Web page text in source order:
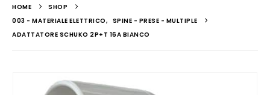
HOME
SHOP
003 - MATERIALE ELETTRICO, SPINE - PRESE - MULTIPLE
ADATTATORE SCHUKO 2P+T 16A BIANCO